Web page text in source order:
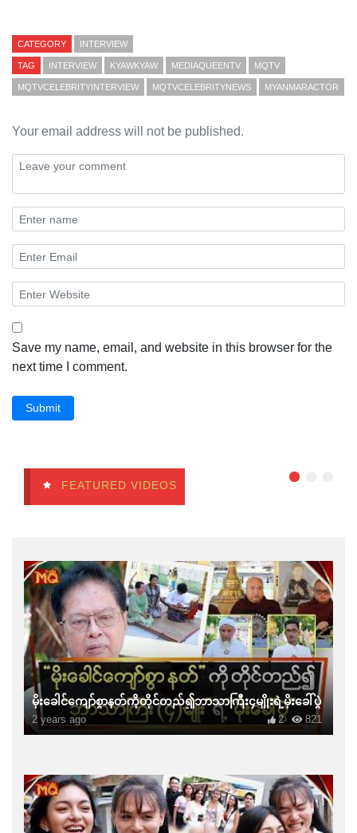
CATEGORY INTERVIEW
TAG INTERVIEW KYAWKYAW MEDIAQUEENTV MQTV
MQTVCELEBRITYINTERVIEW MQTVCELEBRITYNEWS MYANMARACTOR
Your email address will not be published.
Save my name, email, and website in this browser for the
next time I comment.
Submit
FEATURED VIDEOS
မိုးခေါင်ကျော်စွာနတ်ကိုတိုင်တည်၍ဘာသာကြီး၄မျိုးရဲ့မိုးခေါ်ပွဲ
2 years ago 821
2